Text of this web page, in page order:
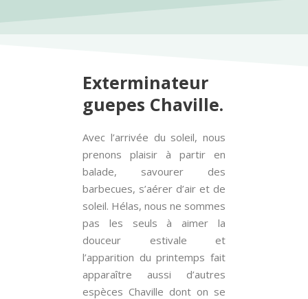
Exterminateur
guepes Chaville.
Avec l’arrivée du soleil, nous
prenons plaisir à partir en
balade, savourer des
barbecues, s’aérer d’air et de
soleil. Hélas, nous ne sommes
pas les seuls à aimer la
douceur estivale et
l’apparition du printemps fait
apparaître aussi d’autres
espèces Chaville dont on se